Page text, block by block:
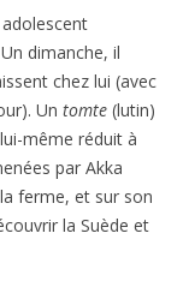
dimanche, il
chez lui (avec
Un tomte (lutin)
même réduit à
par Akka
ferme, et sur son
la Suède et